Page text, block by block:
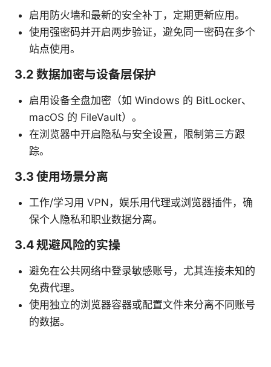
启用防火墙和最新的安全补丁，定期更新应用。
使用强密码并开启两步验证，避免同一密码在多个
站点使用。
3.2 数据加密与设备层保护
启用设备全盘加密（如 Windows 的 BitLocker、
macOS 的 FileVault）。
在浏览器中开启隐私与安全设置，限制第三方跟
踪。
3.3 使用场景分离
工作/学习用 VPN，娱乐用代理或浏览器插件，确
保个人隐私和职业数据分离。
3.4 规避风险的实操
避免在公共网络中登录敏感账号，尤其连接未知的
免费代理。
使用独立的浏览器容器或配置文件来分离不同账号
的数据。